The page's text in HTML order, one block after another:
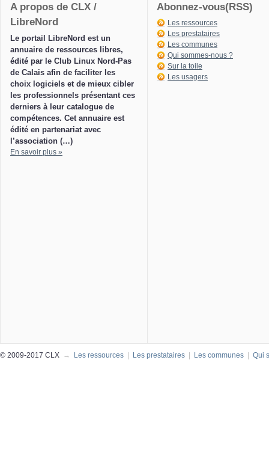
A propos de CLX /
LibreNord
Le portail LibreNord est un
annuaire de ressources libres,
édité par le Club Linux Nord-Pas
de Calais afin de faciliter les
choix logiciels et de mieux cibler
les professionnels présentant ces
derniers à leur catalogue de
compétences. Cet annuaire est
édité en partenariat avec
l’association (…)
En savoir plus »
Abonnez-vous(RSS)
Les ressources
Les prestataires
Les communes
Qui sommes-nous ?
Sur la toile
Les usagers
© 2009-2017 CLX → Les ressources Les prestataires Les communes Qui